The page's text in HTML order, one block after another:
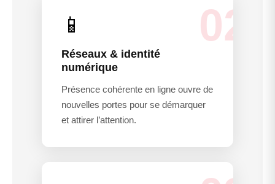
02
📱
Réseaux & identité
numérique
Présence cohérente en ligne ouvre de
nouvelles portes pour se démarquer
et attirer l’attention.